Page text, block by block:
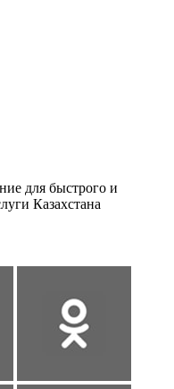
для быстрого и
Казахстана